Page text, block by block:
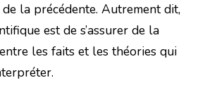
la précédente. Autrement dit,
est de s’assurer de la
les faits et les théories qui